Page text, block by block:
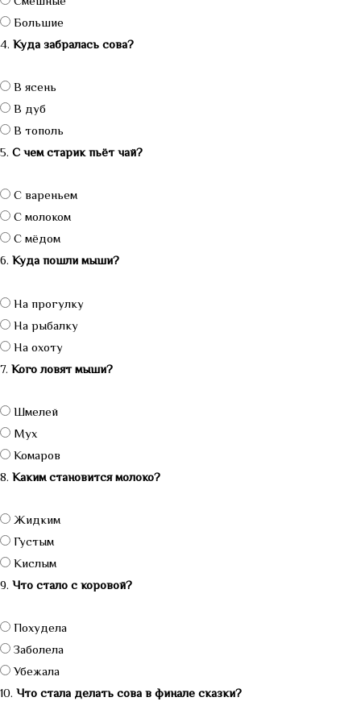
Большие
4. Куда забралась сова?
В ясень
В дуб
В тополь
5. С чем старик пьёт чай?
С вареньем
С молоком
С мёдом
6. Куда пошли мыши?
На прогулку
На рыбалку
На охоту
7. Кого ловят мыши?
Шмелей
Мух
Комаров
8. Каким становится молоко?
Жидким
Густым
Кислым
9. Что стало с коровой?
Похудела
Заболела
Убежала
10. Что стала делать сова в финале сказки?